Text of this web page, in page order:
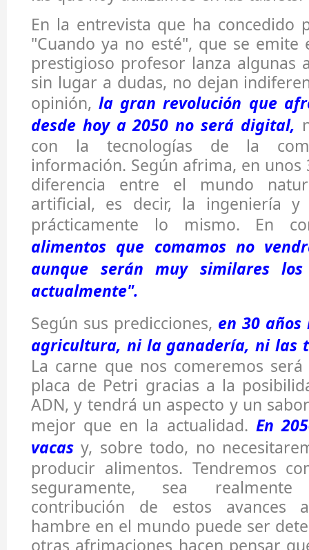
En la entrevista que ha concedido
"Cuando ya no esté", que se emite
prestigioso profesor lanza algunas
sin lugar a dudas, no dejan
opinión, la gran revolución que
desde hoy a 2050 no será digital,
con la tecnologías de la
información. Según afrima, en unos
diferencia entre el mundo
artificial, es decir, la ingeniería y
prácticamente lo mismo. En
alimentos que comamos no
aunque serán muy similares los
actualmente".
Según sus predicciones, en 30
agricultura, ni la ganadería, ni las
La carne que nos comeremos
placa de Petri gracias a la
ADN, y tendrá un aspecto y un
mejor que en la actualidad. En
vacas y, sobre todo, no
producir alimentos. Tendremos
seguramente, sea
contribución de estos avances
hambre en el mundo puede ser
otras afrimaciones hacen pensar